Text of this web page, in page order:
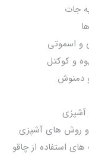
جات
و اسموتی
و کوکتل
دمنوش
روش های آشپزی
استفاده از چاقو